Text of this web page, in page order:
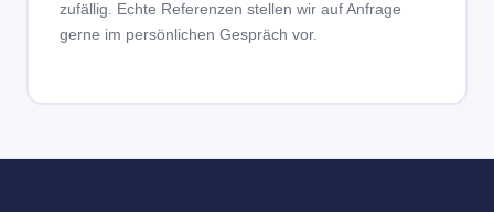
zufällig. Echte Referenzen stellen wir auf Anfrage
gerne im persönlichen Gespräch vor.